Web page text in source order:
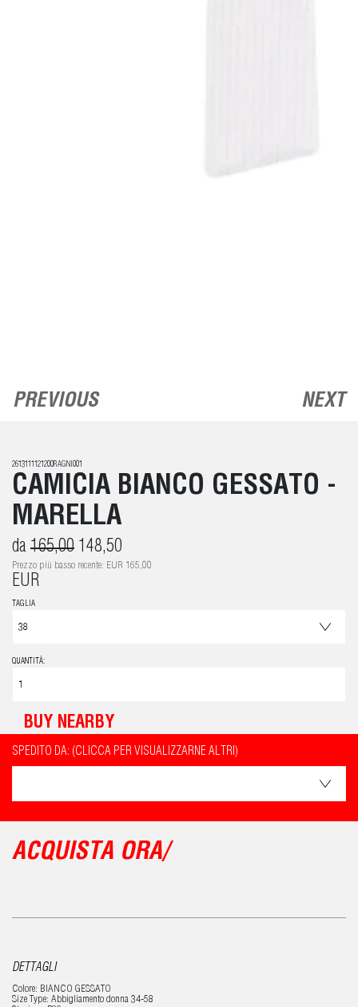
PREVIOUS NEXT
2613111121200RAGNI001
CAMICIA BIANCO GESSATO -
MARELLA
da 165,00 148,50
Prezzo più basso recente: EUR 165,00
EUR
TAGLIA
QUANTITÀ:
BUY NEARBY
SPEDITO DA: (CLICCA PER VISUALIZZARNE ALTRI)
ACQUISTA ORA/
DETTAGLI
Colore: BIANCO GESSATO
Size Type: Abbigliamento donna 34-58